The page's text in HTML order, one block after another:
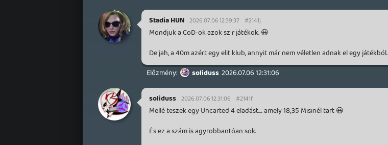
Stadia HUN 2026.07.06 12:39:37 #2141j
Mondjuk a CoD-ok azok sz r játékok. 😃
De jah, a 40m azért egy elit klub, annyit már nem véletlen adnak el egy játékból.
soliduss 2026.07.06 12:31:06
soliduss 2026.07.06 12:31:06 #2141f
Mellé teszek egy Uncarted 4 eladást.... amely 18,35 Misinél tart 😃
És ez a szám is agyrobbantóan sok.